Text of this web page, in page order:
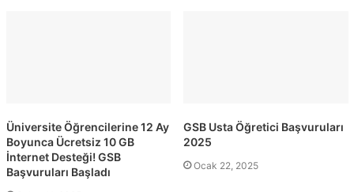
Üniversite Öğrencilerine 12 Ay
Boyunca Ücretsiz 10 GB
İnternet Desteği! GSB
Başvuruları Başladı
GSB Usta Öğretici Başvuruları
2025
Ocak 22, 2025